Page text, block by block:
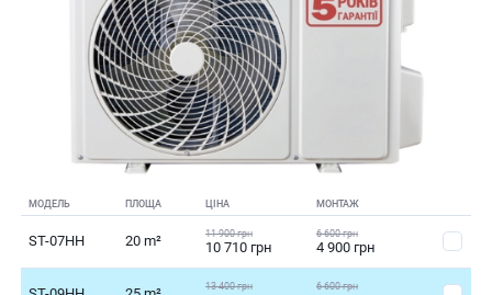
МОДЕЛЬ ПЛОЩА ЦІНА МОНТАЖ
ST-07HH 20 m² 11 900 грн
10 710 грн
6 600 грн
4 900 грн
13 400 грн 6 600 грн